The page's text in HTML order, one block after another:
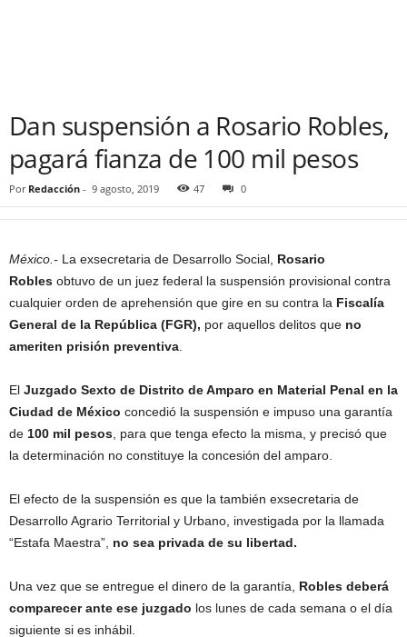
Dan suspensión a Rosario Robles,
pagará fianza de 100 mil pesos
Por Redacción - 9 agosto, 2019 47 0
México.- La exsecretaria de Desarrollo Social, Rosario
Robles obtuvo de un juez federal la suspensión provisional contra
cualquier orden de aprehensión que gire en su contra la Fiscalía
General de la República (FGR), por aquellos delitos que no
ameriten prisión preventiva
El Juzgado Sexto de Distrito de Amparo en Material Penal en la
Ciudad de México concedió la suspensión e impuso una garantía
de 100 mil pesos , para que tenga efecto la misma, y precisó que
la determinación no constituye la concesión del amparo.
El efecto de la suspensión es que la también exsecretaria de
Desarrollo Agrario Territorial y Urbano, investigada por la llamada
“Estafa Maestra”, no sea privada de su libertad.
Una vez que se entregue el dinero de la garantía, Robles deberá
comparecer ante ese juzgado los lunes de cada semana o el día
siguiente si es inhábil.